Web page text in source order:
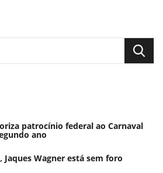
patrocínio federal ao Carnaval
ano
Jaques Wagner está sem foro